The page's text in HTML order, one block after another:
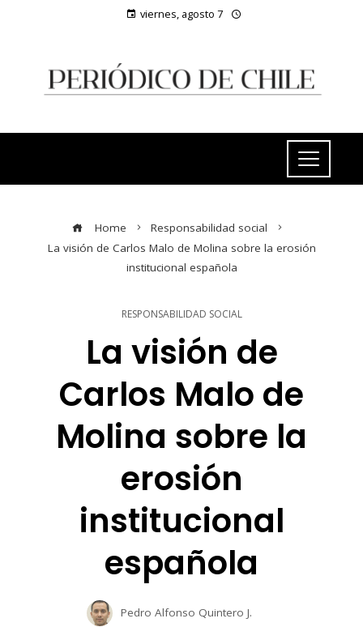
viernes, agosto 7
Home
Responsabilidad social
La visión de Carlos Malo de Molina sobre la erosión
institucional española
RESPONSABILIDAD SOCIAL
La visión de
Carlos Malo de
Molina sobre la
erosión
institucional
española
Pedro Alfonso Quintero J.